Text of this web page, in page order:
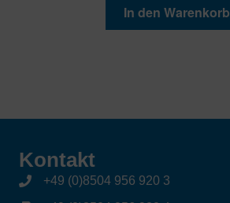
In den Warenkorb
Kontakt
+49 (0)8504 956 920 3